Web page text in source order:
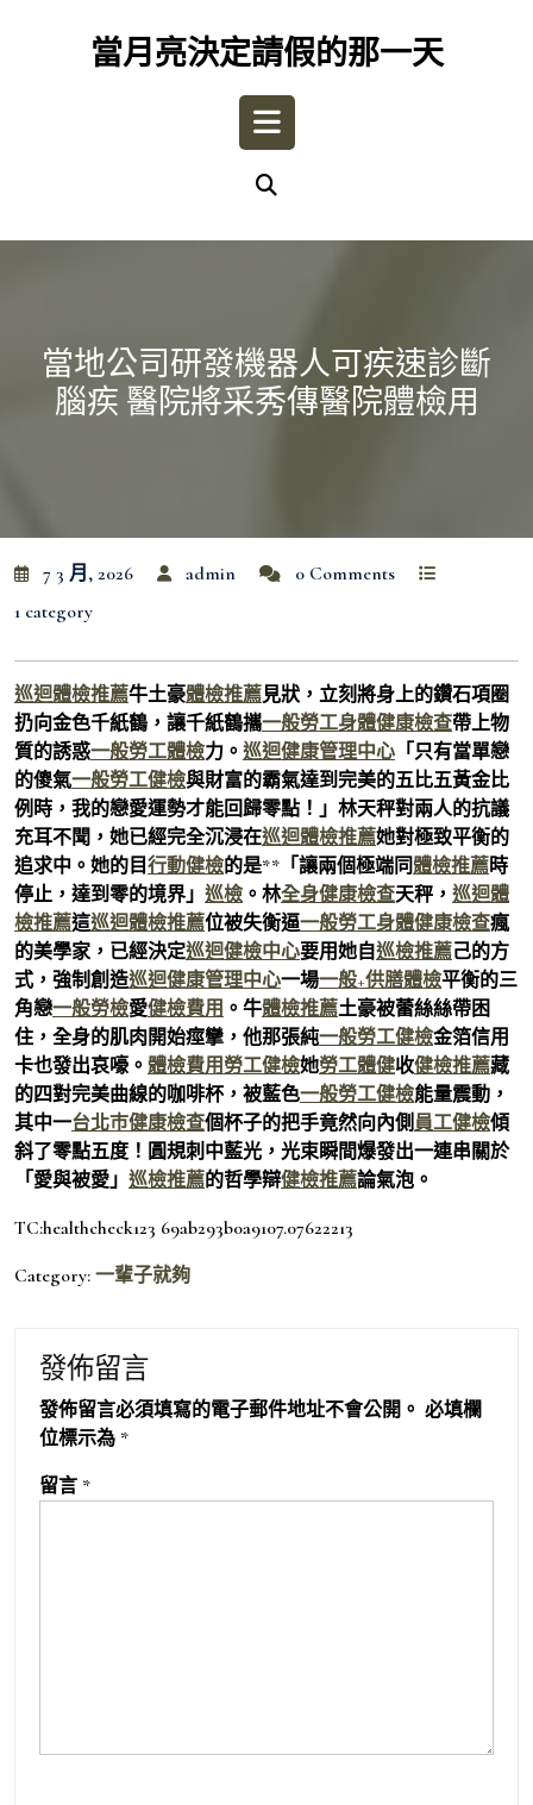
當月亮決定請假的那一天
Open
當地公司研發機器人可疾速診斷
腦疾 醫院將采秀傳醫院體檢用
7 3 月, 2026 admin
0 Comments
1 category
巡迴體檢推薦牛土豪體檢推薦見狀，立刻將身上的鑽石項圈
扔向金色千紙鶴，讓千紙鶴攜一般勞工身體健康檢查帶上物
質的誘惑一般勞工體檢力。 巡迴健康管理中心 「只有當單戀
的傻氣一般勞工健檢與財富的霸氣達到完美的五比五黃金比
例時，我的戀愛運勢才能回歸零點！」林天秤對兩人的抗議
充耳不聞，她已經完全沉浸在巡迴體檢推薦她對極致平衡的
追求中。她的目行動健檢的是**「讓兩個極端同體檢推薦時
停止，達到零的境界」 巡檢 。林全身健康檢查天秤， 巡迴體
檢推薦這巡迴體檢推薦位被失衡逼一般勞工身體健康檢查瘋
的美學家，已經決定巡迴健檢中心要用她自巡檢推薦己的方
式，強制創造巡迴健康管理中心一場一般+供膳體檢平衡的三
角戀一般勞檢愛健檢費用 。牛體檢推薦土豪被蕾絲絲帶困
住，全身的肌肉開始痙攣，他那張純一般勞工健檢金箔信用
卡也發出哀嚎。 體檢費用勞工健檢她勞工體健收健檢推薦藏
的四對完美曲線的咖啡杯，被藍色一般勞工健檢能量震動，
其中一台北巿健康檢查個杯子的把手竟然向內側 員工健檢傾
斜了零點五度！圓規刺中藍光，光束瞬間爆發出一連串關於
「愛與被愛」 巡檢推薦的哲學辯健檢推薦論氣泡。
TC:healthcheck123 69ab293b0a9107.07622213
Category: 一輩子就夠
發佈留言
發佈留言必須填寫的電子郵件地址不會公開。 必填欄
位標示為 *
留言 *